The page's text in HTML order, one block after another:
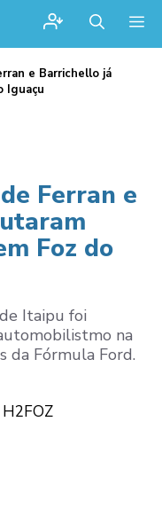
e Barrichello já
Iguaçu
Ferran e
Foz do
Itaipu foi
na
da Fórmula Ford.